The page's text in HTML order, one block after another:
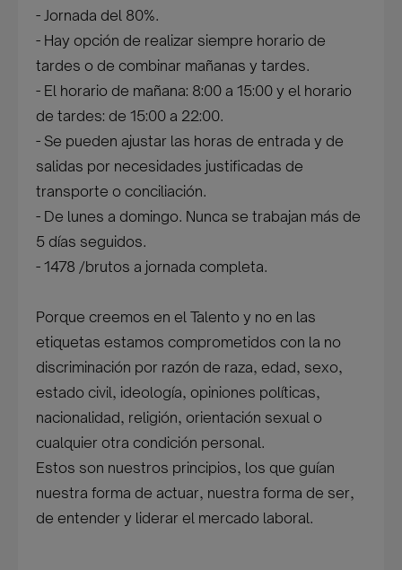
- Jornada del 80%.
- Hay opción de realizar siempre horario de
tardes o de combinar mañanas y tardes.
- El horario de mañana: 8:00 a 15:00 y el horario
de tardes: de 15:00 a 22:00.
- Se pueden ajustar las horas de entrada y de
salidas por necesidades justificadas de
transporte o conciliación.
- De lunes a domingo. Nunca se trabajan más de
5 días seguidos.
- 1478 /brutos a jornada completa.
Porque creemos en el Talento y no en las
etiquetas estamos comprometidos con la no
discriminación por razón de raza, edad, sexo,
estado civil, ideología, opiniones políticas,
nacionalidad, religión, orientación sexual o
cualquier otra condición personal.
Estos son nuestros principios, los que guían
nuestra forma de actuar, nuestra forma de ser,
de entender y liderar el mercado laboral.